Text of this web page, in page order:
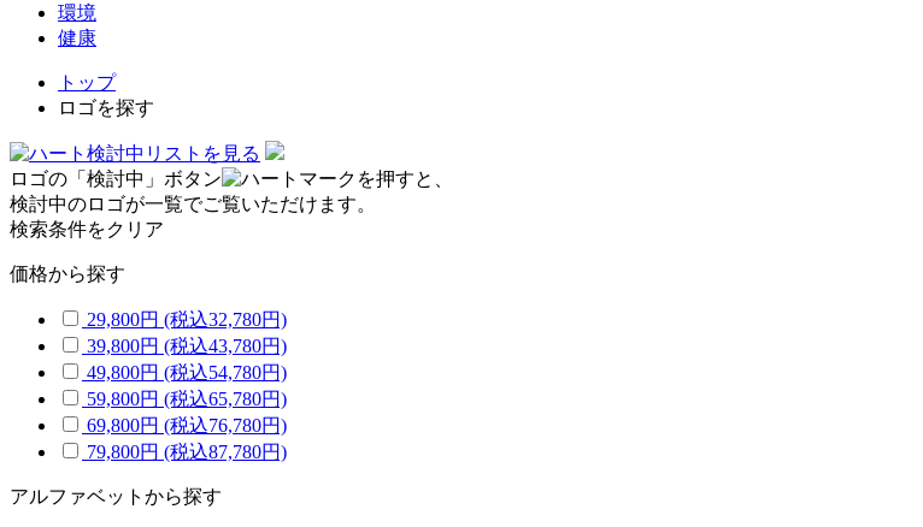
環境
健康
トップ
ロゴを探す
検討中リストを見る
ロゴの「検討中」ボタン
を押すと、
検討中のロゴが一覧でご覧いただけます。
検索条件をクリア
価格から探す
29,800円 (税込32,780円)
39,800円 (税込43,780円)
49,800円 (税込54,780円)
59,800円 (税込65,780円)
69,800円 (税込76,780円)
79,800円 (税込87,780円)
アルファベットから探す